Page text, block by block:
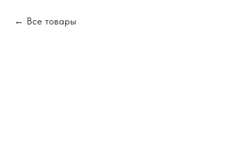
Все товары